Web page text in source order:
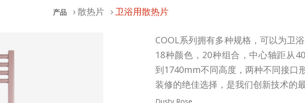
产品 散热片 卫浴用散热片
COOL系列拥有多种规格，可以为卫
18种颜色，20种组合，中心轴距从
到1740mm不同高度，两种不同接口
装修的绝佳选择，是我们创新技术的最